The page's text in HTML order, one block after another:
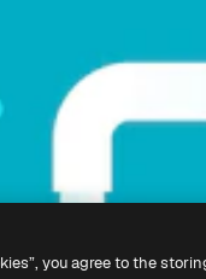
you agree to the